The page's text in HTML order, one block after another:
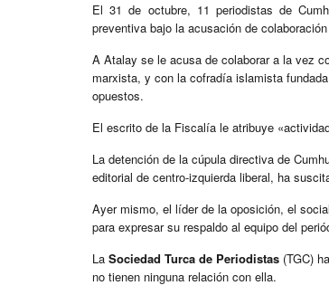
El 31 de octubre, 11 periodistas de
preventiva bajo la acusación de
A Atalay se le acusa de colaborar a la vez
marxista, y con la cofradía islamista
opuestos.
El escrito de la Fiscalía le atribuye
La detención de la cúpula directiva de
editorial de centro-izquierda liberal, ha
Ayer mismo, el líder de la oposición, el
para expresar su respaldo al equipo del
La Sociedad Turca de Periodistas (TGC)
no tienen ninguna relación con ella.